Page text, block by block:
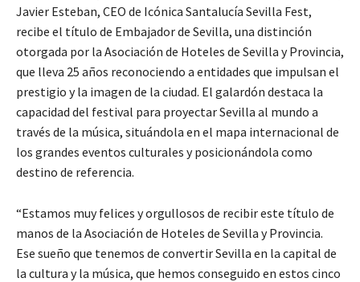
Javier Esteban, CEO de Icónica Santalucía Sevilla Fest,
recibe el título de Embajador de Sevilla, una distinción
otorgada por la Asociación de Hoteles de Sevilla y Provincia,
que lleva 25 años reconociendo a entidades que impulsan el
prestigio y la imagen de la ciudad. El galardón destaca la
capacidad del festival para proyectar Sevilla al mundo a
través de la música, situándola en el mapa internacional de
los grandes eventos culturales y posicionándola como
destino de referencia.
“Estamos muy felices y orgullosos de recibir este título de
manos de la Asociación de Hoteles de Sevilla y Provincia.
Ese sueño que tenemos de convertir Sevilla en la capital de
la cultura y la música, que hemos conseguido en estos cinco